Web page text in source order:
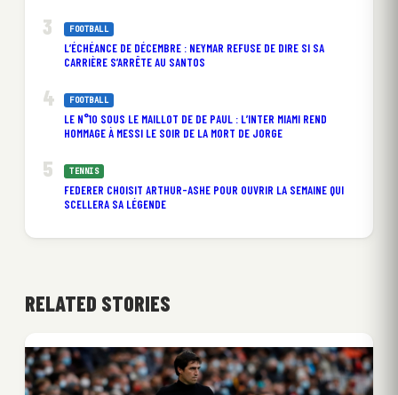
FOOTBALL
L’ÉCHÉANCE DE DÉCEMBRE : NEYMAR REFUSE DE DIRE SI SA
CARRIÈRE S’ARRÊTE AU SANTOS
FOOTBALL
LE N°10 SOUS LE MAILLOT DE DE PAUL : L’INTER MIAMI REND
HOMMAGE À MESSI LE SOIR DE LA MORT DE JORGE
TENNIS
FEDERER CHOISIT ARTHUR-ASHE POUR OUVRIR LA SEMAINE QUI
SCELLERA SA LÉGENDE
RELATED STORIES